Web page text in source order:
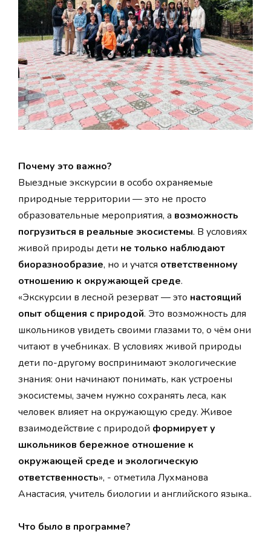
Почему это важно?
Выездные экскурсии в особо охраняемые
природные территории — это не просто
образовательные мероприятия, а возможность
погрузиться в реальные экосистемы. В условиях
живой природы дети не только наблюдают
биоразнообразие, но и учатся ответственному
отношению к окружающей среде.
«Экскурсии в лесной резерват — это настоящий
опыт общения с природой. Это возможность для
школьников увидеть своими глазами то, о чём они
читают в учебниках. В условиях живой природы
дети по-другому воспринимают экологические
знания: они начинают понимать, как устроены
экосистемы, зачем нужно сохранять леса, как
человек влияет на окружающую среду. Живое
взаимодействие с природой формирует у
школьников бережное отношение к
окружающей среде и экологическую
ответственность», - отметила Лухманова
Анастасия, учитель биологии и английского языка..
Что было в программе?